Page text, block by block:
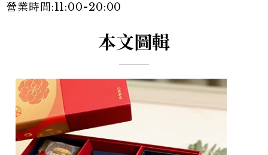
營業時間:11:00-20:00
本文圖輯